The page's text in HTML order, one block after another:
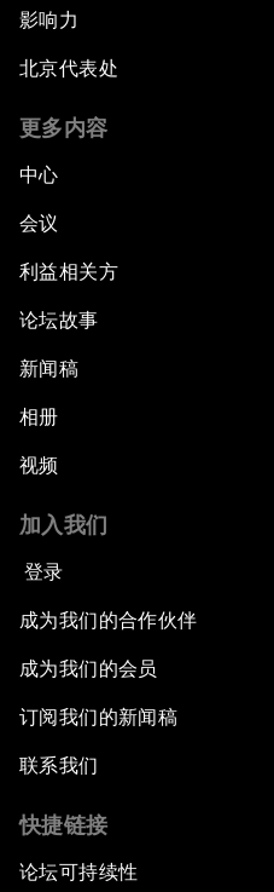
影响力
北京代表处
更多内容
中心
会议
利益相关方
论坛故事
新闻稿
相册
视频
加入我们
登录
成为我们的合作伙伴
成为我们的会员
订阅我们的新闻稿
联系我们
快捷链接
论坛可持续性